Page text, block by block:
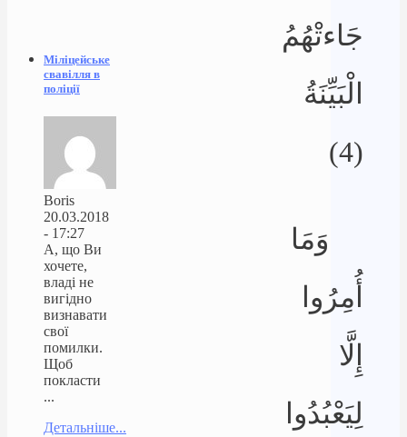
جَاءتْهُمُ
الْبَيِّنَةُ
(4)
وَمَا
أُمِرُوا
إِلَّا
لِيَعْبُدُوا
Міліцейське
свавілля в
поліції
Boris
20.03.2018
- 17:27
А, що Ви
хочете,
владі не
вигідно
визнавати
свої
помилки.
Щоб
покласти
...
Детальніше...